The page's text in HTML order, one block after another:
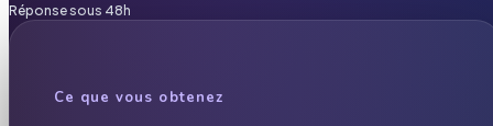
Réponse sous 48h
Ce que vous obtenez